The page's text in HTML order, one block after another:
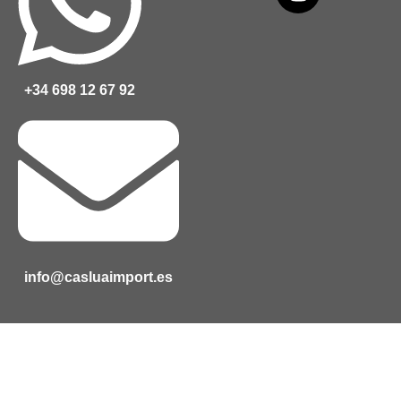
+34 698 12 67 92
info@casluaimport.es